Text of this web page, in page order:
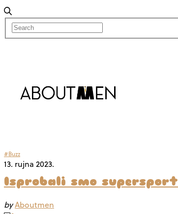
#Buzz
13. rujna 2023.
Isprobali smo
byAboutmen